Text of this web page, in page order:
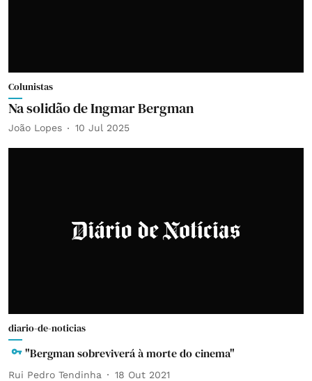
Colunistas
Na solidão de Ingmar Bergman
João Lopes 10 Jul 2025
diario-de-noticias
"Bergman sobreviverá à morte do cinema"
Rui Pedro Tendinha 18 Out 2021